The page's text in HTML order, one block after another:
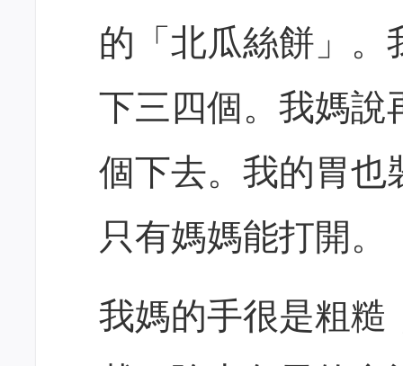
的「北瓜絲餅」。
下三四個。我媽說
個下去。我的胃也
只有媽媽能打開。
我媽的手很是粗糙